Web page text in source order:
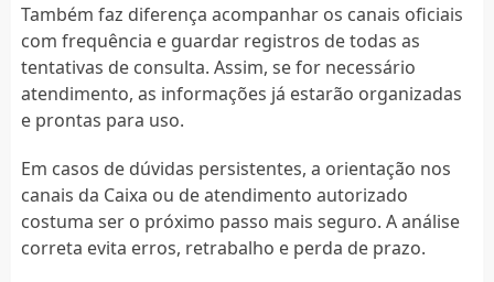
Também faz diferença acompanhar os canais oficiais
com frequência e guardar registros de todas as
tentativas de consulta. Assim, se for necessário
atendimento, as informações já estarão organizadas
e prontas para uso.
Em casos de dúvidas persistentes, a orientação nos
canais da Caixa ou de atendimento autorizado
costuma ser o próximo passo mais seguro. A análise
correta evita erros, retrabalho e perda de prazo.